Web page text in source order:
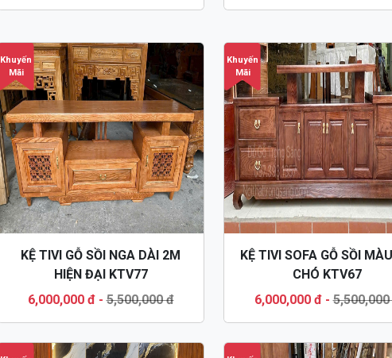
Khuyến
Mãi
KỆ TIVI GỖ SỒI NGA DÀI 2M
HIỆN ĐẠI KTV77
6,000,000 đ-5,500,000 đ
Khuyến
Mãi
KỆ TIVI SOFA GỖ SỒI
CHÓ KTV67
6,000,000 đ-